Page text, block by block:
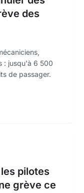
des
: jusqu'à 6 500
de passager.
pilotes
grève ce